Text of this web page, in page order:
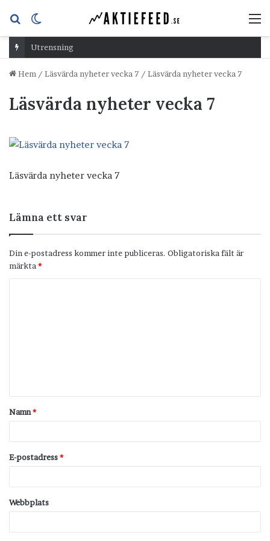
Sök
efterskin
Utrensning
Hem / Läsvärda nyheter vecka 7 / Läsvärda nyheter vecka 7
Läsvärda nyheter vecka 7
Läsvärda nyheter vecka 7
Lämna ett svar
Din e-postadress kommer inte publiceras. Obligatoriska fält är
märkta *
t
a
Namn*
E-postadress*
Webbplats